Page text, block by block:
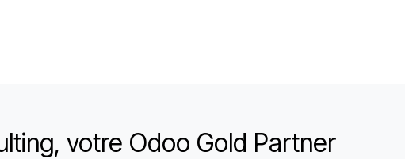
votre Odoo Gold Partner